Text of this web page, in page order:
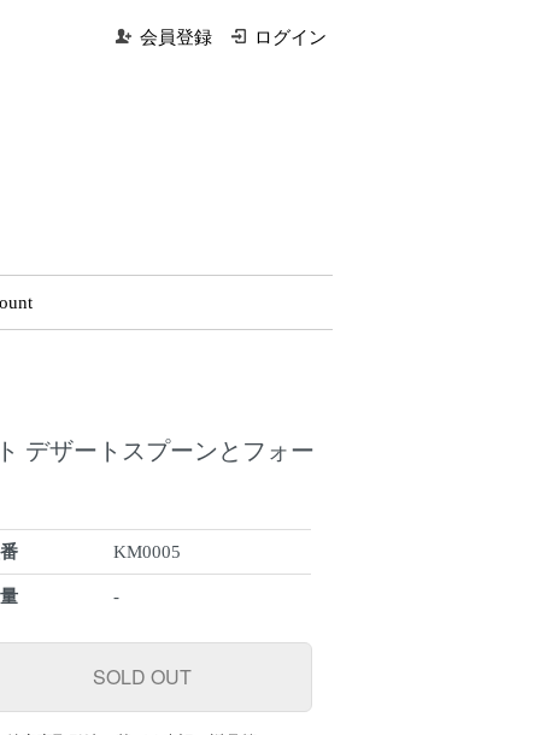
会員登録 ログイン
デザートスプーンとフォー
KM0005
-